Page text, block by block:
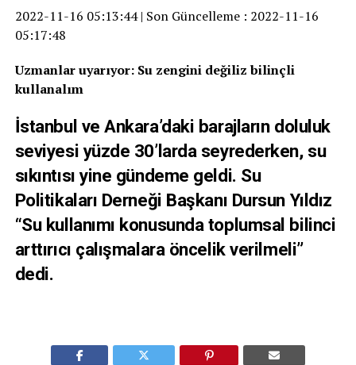
2022-11-16 05:13:44 | Son Güncelleme : 2022-11-16
05:17:48
Uzmanlar uyarıyor: Su zengini değiliz bilinçli
kullanalım
İstanbul ve Ankara’daki barajların doluluk
seviyesi yüzde 30’larda seyrederken, su
sıkıntısı yine gündeme geldi. Su
Politikaları Derneği Başkanı Dursun Yıldız
“Su kullanımı konusunda toplumsal bilinci
arttırıcı çalışmalara öncelik verilmeli”
dedi.